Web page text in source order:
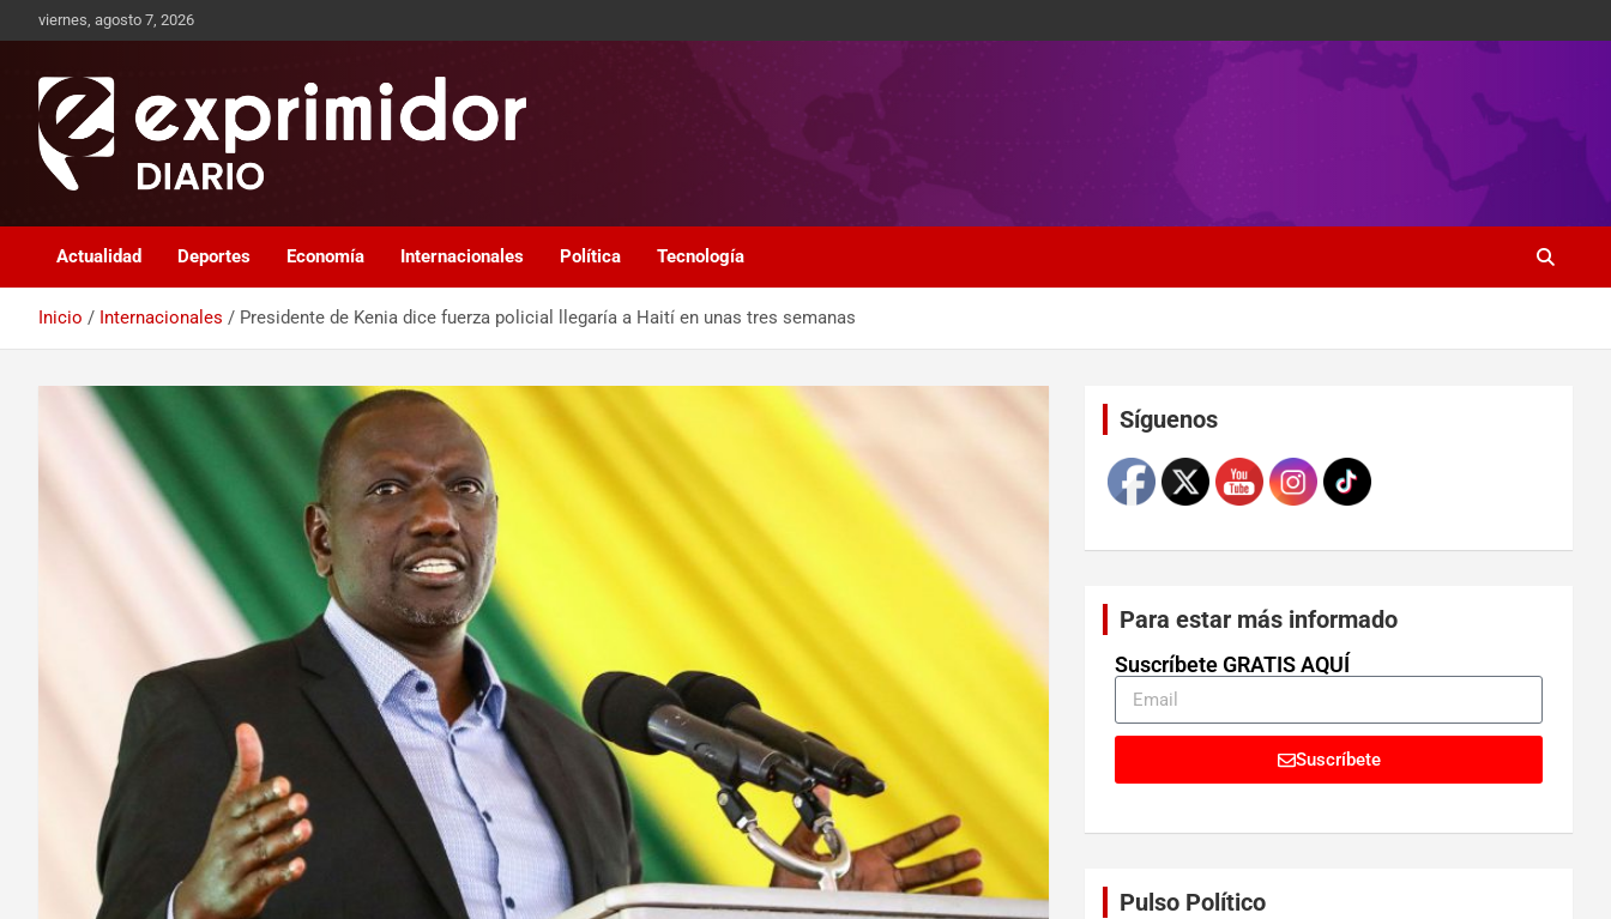
viernes, agosto 7, 2026
Exprimidor media
Actualidad Deportes Economía Internacionales Política Tecnología
Inicio Internacionales Presidente de Kenia dice fuerza policial llegaría a Haití en unas tres semanas
SíguenosSet Youtube Channel ID
Para estar más informado
Suscríbete GRATIS AQUÍ
Suscríbete
Pulso Político